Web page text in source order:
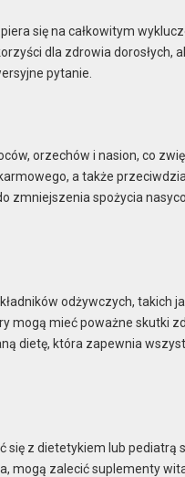
się na całkowitym
dla zdrowia dorosłych,
pytanie.
orzechów i nasion, co
a także
zmniejszenia spożycia
odżywczych, takich
mogą mieć poważne skutki
dietę, która zapewnia
się z dietetykiem lub pediatrą
mogą zalecić suplementy